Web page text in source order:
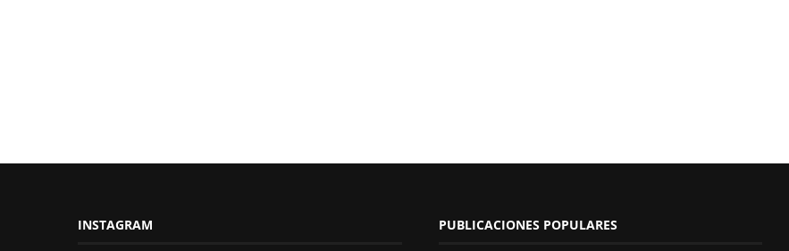
INSTAGRAM PUBLICACIONES POPULARES